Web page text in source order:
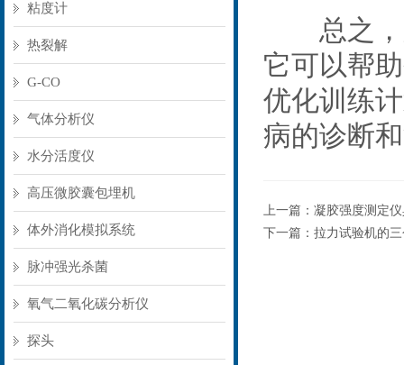
粘度计
热裂解
G-CO
气体分析仪
水分活度仪
高压微胶囊包埋机
体外消化模拟系统
脉冲强光杀菌
氧气二氧化碳分析仪
探头
总之，
它可以帮
优化训练
病的诊断
上一篇： 凝胶强度测定
下一篇： 拉力试验机的